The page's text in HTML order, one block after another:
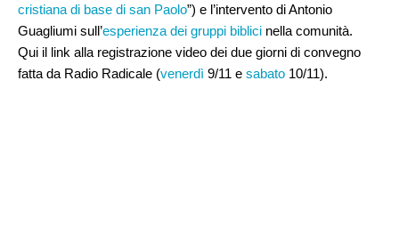
cristiana di base di san Paolo”) e l’intervento di Antonio
Guagliumi sull’esperienza dei gruppi biblici nella comunità.
Qui il link alla registrazione video dei due giorni di convegno
fatta da Radio Radicale (venerdì 9/11 e sabato 10/11).